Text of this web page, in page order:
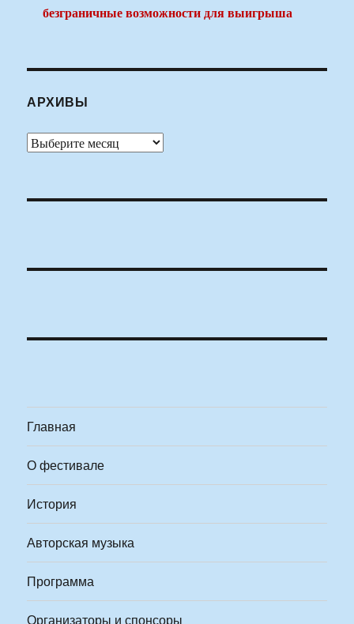
безграничные возможности для выигрыша
АРХИВЫ
Архивы
Главная
О фестивале
История
Авторская музыка
Программа
Организаторы и спонсоры